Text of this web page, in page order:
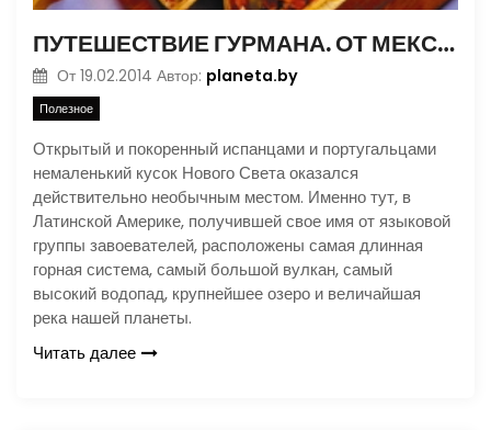
ПУТЕШЕСТВИЕ ГУРМАНА. ОТ МЕКСИКИ ДО АРГЕНТИНЫ
От 19.02.2014 Автор: planeta.by
Полезное
Открытый и покоренный испанцами и португальцами
немаленький кусок Нового Света оказался
действительно необычным местом. Именно тут, в
Латинской Америке, получившей свое имя от языковой
группы завоевателей, расположены самая длинная
горная система, самый большой вулкан, самый
высокий водопад, крупнейшее озеро и величайшая
река нашей планеты.
Читать далее